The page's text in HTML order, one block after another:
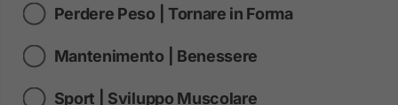
Perdere Peso | Tornare in Forma
Mantenimento | Benessere
Sport | Sviluppo Muscolare